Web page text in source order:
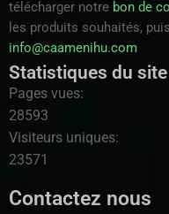
télécharger notre bon de
les produits souhaités,
info@caamenihu.com
Statistiques du site
Pages vues:
28593
Visiteurs uniques:
23571
Contactez nous